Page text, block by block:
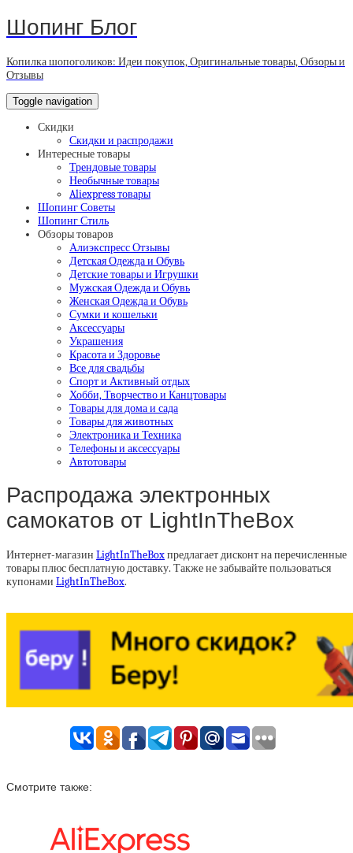
Шопинг Блог
Копилка шопоголиков: Идеи покупок, Оригинальные товары, Обзоры и
Отзывы
Toggle navigation
Скидки
Скидки и распродажи
Интересные товары
Трендовые товары
Необычные товары
Aliexpress товары
Шопинг Советы
Шопинг Стиль
Обзоры товаров
Алиэкспресс Отзывы
Детская Одежда и Обувь
Детские товары и Игрушки
Мужская Одежда и Обувь
Женская Одежда и Обувь
Сумки и кошельки
Аксессуары
Украшения
Красота и Здоровье
Все для свадьбы
Спорт и Активный отдых
Хобби, Творчество и Канцтовары
Товары для дома и сада
Товары для животных
Электроника и Техника
Телефоны и аксессуары
Автотовары
Распродажа электронных
самокатов от LightInTheBox
Интернет-магазин LightInTheBoxпредлагает дисконт на перечисленные
товары плюс бесплатную доставку. Также не забывайте пользоваться
купонами LightInTheBox.
Смотрите также: